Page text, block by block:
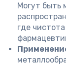
Могут быть
где